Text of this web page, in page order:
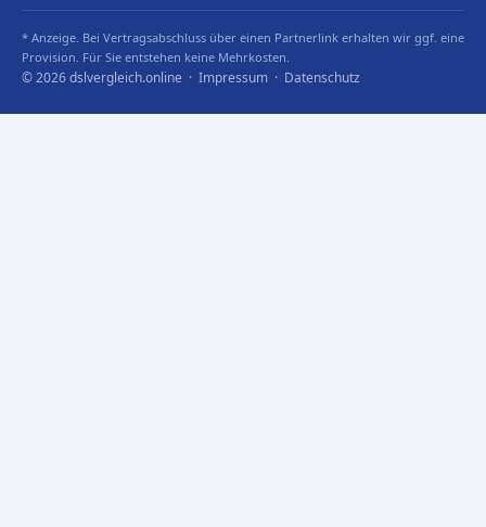
* Anzeige. Bei Vertragsabschluss über einen Partnerlink erhalten wir ggf. eine
Provision. Für Sie entstehen keine Mehrkosten.
© 2026 dslvergleich.online · Impressum · Datenschutz